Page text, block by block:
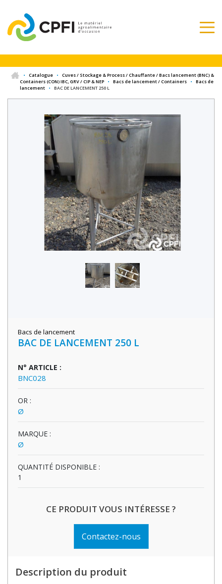
• Catalogue •
Cuves / Stockage & Process / Chauffante / Bacs lancement (BNC) &
Containers (CON) IBC, GRV / CIP & NEP
• Bacs de lancement / Containers •
Bacs de
lancement
• BAC DE LANCEMENT 250 L
Bacs de lancement
BAC DE LANCEMENT 250 L
N° ARTICLE :
BNC028
OR :
Ø
MARQUE :
Ø
QUANTITÉ DISPONIBLE :
1
CE PRODUIT VOUS INTÉRESSE ?
Contactez-nous
Description du produit